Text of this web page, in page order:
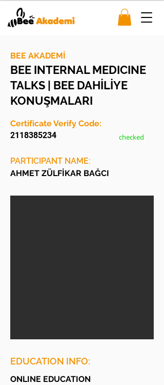
BEE AKADEMİ
BEE INTERNAL MEDICINE
TALKS | BEE DAHİLİYE
KONUŞMALARI
2118385234
Certificate Verify Code:
checked
PARTICIPANT NAME:
AHMET ZÜLFİKAR BAĞCI
EDUCATION INFO:
ONLINE EDUCATION